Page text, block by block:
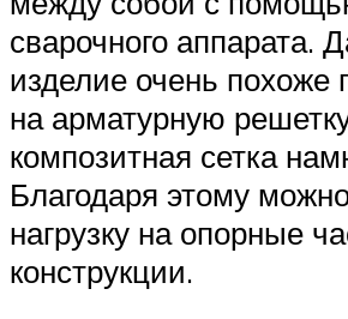
сварочного аппарата.
изделие очень похоже
на арматурную
композитная сетка
Благодаря этому
нагрузку на опорные
конструкции.